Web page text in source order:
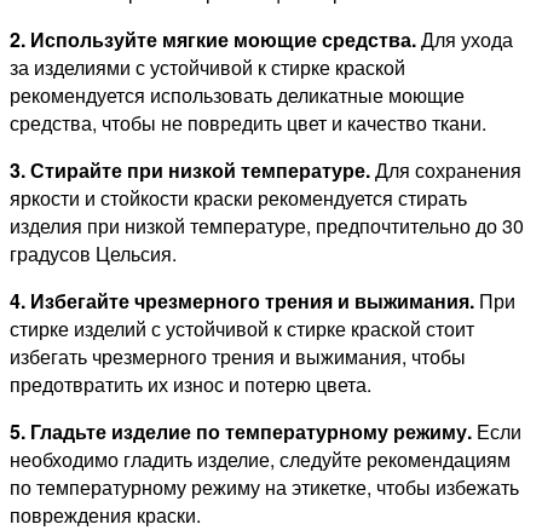
2. Используйте мягкие моющие средства.Для ухода
за изделиями с устойчивой к стирке краской
рекомендуется использовать деликатные моющие
средства, чтобы не повредить цвет и качество ткани.
3. Стирайте при низкой температуре.Для сохранения
яркости и стойкости краски рекомендуется стирать
изделия при низкой температуре, предпочтительно до 30
градусов Цельсия.
4. Избегайте чрезмерного трения и выжимания. При
стирке изделий с устойчивой к стирке краской стоит
избегать чрезмерного трения и выжимания, чтобы
предотвратить их износ и потерю цвета.
5. Гладьте изделие по температурному режиму. Если
необходимо гладить изделие, следуйте рекомендациям
по температурному режиму на этикетке, чтобы избежать
повреждения краски.